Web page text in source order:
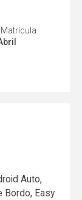
Auto,
Bordo, Easy